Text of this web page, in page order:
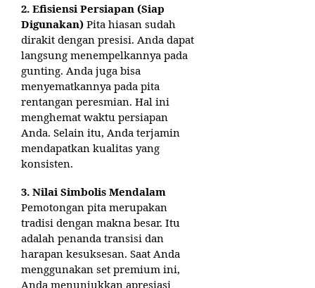
2. Efisiensi Persiapan (Siap
Digunakan) Pita hiasan sudah
dirakit dengan presisi. Anda dapat
langsung menempelkannya pada
gunting. Anda juga bisa
menyematkannya pada pita
rentangan peresmian. Hal ini
menghemat waktu persiapan
Anda. Selain itu, Anda terjamin
mendapatkan kualitas yang
konsisten.
3. Nilai Simbolis Mendalam
Pemotongan pita merupakan
tradisi dengan makna besar. Itu
adalah penanda transisi dan
harapan kesuksesan. Saat Anda
menggunakan set premium ini,
Anda menunjukkan apresiasi